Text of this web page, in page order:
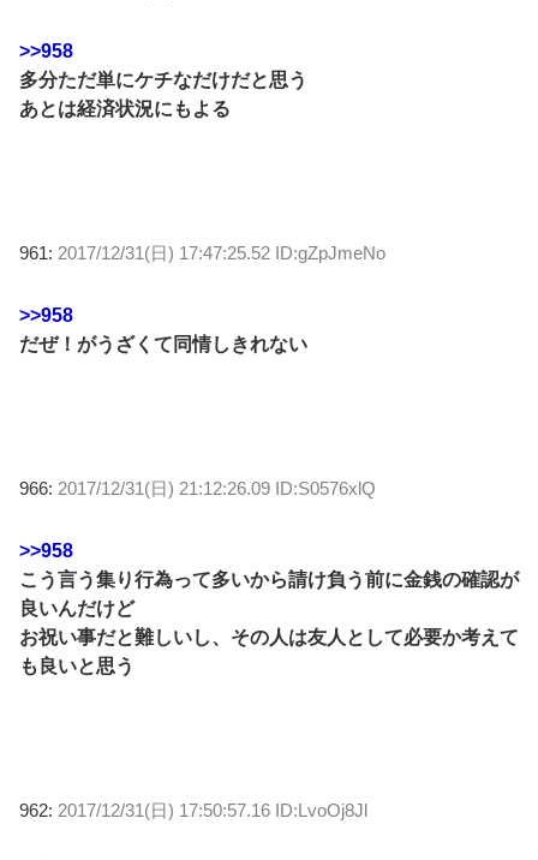
>>958
多分ただ単にケチなだけだと思う
あとは経済状況にもよる
961: 2017/12/31(日) 17:47:25.52 ID:gZpJmeNo
>>958
だぜ！がうざくて同情しきれない
966: 2017/12/31(日) 21:12:26.09 ID:S0576xlQ
>>958
こう言う集り行為って多いから請け負う前に金銭の確認が
良いんだけど
お祝い事だと難しいし、その人は友人として必要か考えて
も良いと思う
962: 2017/12/31(日) 17:50:57.16 ID:LvoOj8Jl